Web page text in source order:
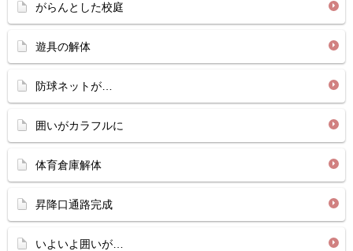
がらんとした校庭
遊具の解体
防球ネットが…
囲いがカラフルに
体育倉庫解体
昇降口通路完成
いよいよ囲いが…